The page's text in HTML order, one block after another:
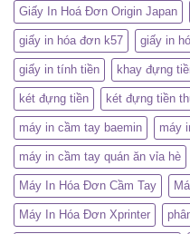
Giấy In Hoá Đơn Origin Japan
giấy in hóa đơn k57 giấy in
giấy in tính tiền khay đựng
két đựng tiền két đựng tiền
máy in cầm tay baemin máy
máy in cầm tay quán ăn vỉa hè
Máy In Hóa Đơn Cầm Tay
Máy In Hóa Đơn Xprinter